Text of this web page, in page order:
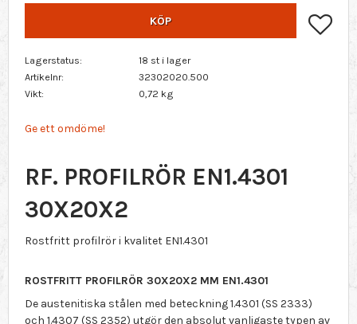
KÖP
Lagerstatus
18 st i lager
Artikelnr
32302020.500
Vikt
0,72 kg
Ge ett omdöme!
RF. PROFILRÖR EN1.4301
30X20X2
Rostfritt profilrör i kvalitet EN1.4301
ROSTFRITT PROFILRÖR 30X20X2 MM EN1.4301
De austenitiska stålen med beteckning 1.4301 (SS 2333)
och 1.4307 (SS 2352) utgör den absolut vanligaste typen av